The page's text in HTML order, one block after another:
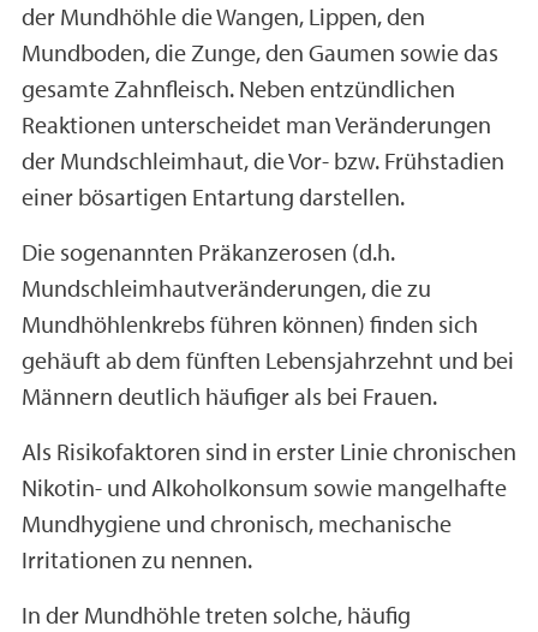
der Mundhöhle die Wangen, Lippen, den
Mundboden, die Zunge, den Gaumen sowie das
gesamte Zahnfleisch. Neben entzündlichen
Reaktionen unterscheidet man Veränderungen
der Mundschleimhaut, die Vor- bzw. Frühstadien
einer bösartigen Entartung darstellen.
Die sogenannten Präkanzerosen (d.h.
Mundschleimhautveränderungen, die zu
Mundhöhlenkrebs führen können) finden sich
gehäuft ab dem fünften Lebensjahrzehnt und bei
Männern deutlich häufiger als bei Frauen.
Als Risikofaktoren sind in erster Linie chronischen
Nikotin- und Alkoholkonsum sowie mangelhafte
Mundhygiene und chronisch, mechanische
Irritationen zu nennen.
In der Mundhöhle treten solche, häufig